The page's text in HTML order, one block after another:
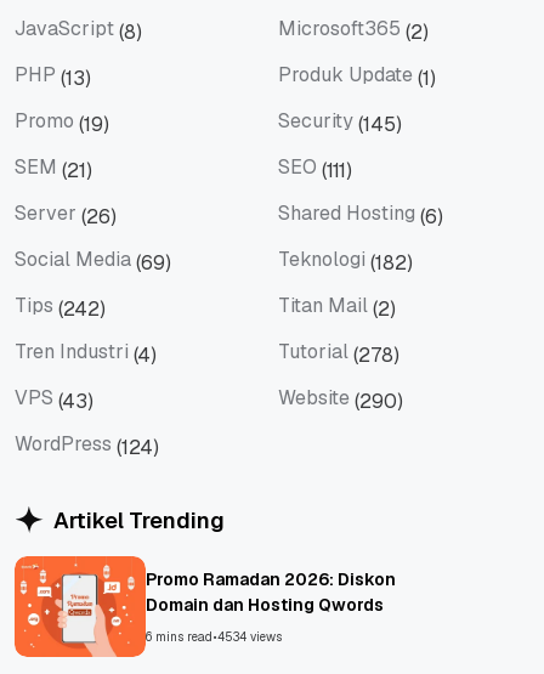
JavaScript(8) Microsoft365 (2)
PHP (13) Produk Update (1)
Promo (19) Security(145)
SEM (21) SEO (111)
Server (26) Shared Hosting (6)
Social Media(69) Teknologi (182)
Tips (242) Titan Mail(2)
Tren Industri (4) Tutorial(278)
VPS (43) Website (290)
WordPress (124)
Artikel Trending
Promo Ramadan 2026: Diskon
Domain dan Hosting Qwords
6 mins read•4534 views